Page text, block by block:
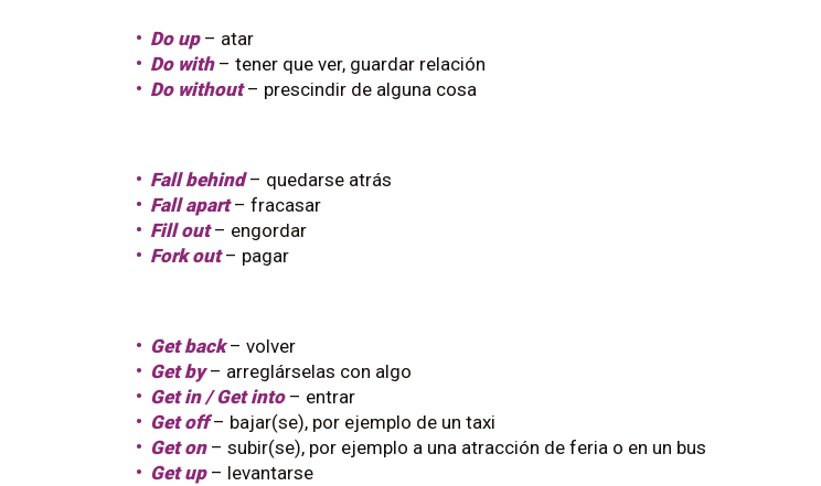
Do up– atar
Do with– tener que ver, guardar relación
Do without– prescindir de alguna cosa
Fall behind– quedarse atrás
Fall apart– fracasar
Fill out– engordar
Fork out– pagar
Get back – volver
Get by– arreglárselas con algo
Get in / Get into– entrar
Get off– bajar(se), por ejemplo de un taxi
Get on– subir(se), por ejemplo a una atracción de feria o en un bus
Get up– levantarse